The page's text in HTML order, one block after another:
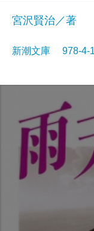
宮沢賢治／著
新潮文庫 978-4-